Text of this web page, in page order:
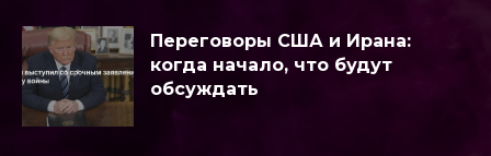
Переговоры США и Ирана:
когда начало, что будут
обсуждать